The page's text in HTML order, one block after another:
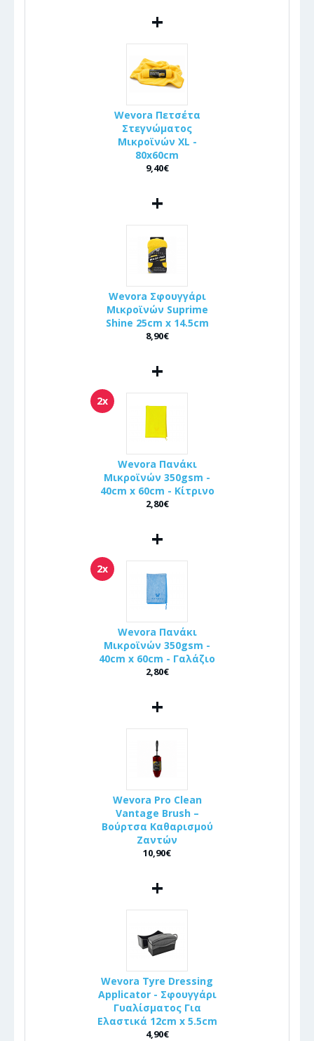
+
Wevora Πετσέτα
Στεγνώματος
Μικροϊνών XL -
80x60cm
9,40€
+
Wevora Σφουγγάρι
Μικροϊνών Suprime
Shine 25cm x 14.5cm
8,90€
+
2x
Wevora Πανάκι
Μικροϊνών 350gsm -
40cm x 60cm - Κίτρινο
2,80€
+
2x
Wevora Πανάκι
Μικροϊνών 350gsm -
40cm x 60cm - Γαλάζιο
2,80€
+
Wevora Pro Clean
Vantage Brush –
Βούρτσα Καθαρισμού
Ζαντών
10,90€
+
Wevora Tyre Dressing
Applicator - Σφουγγάρι
Γυαλίσματος Για
Ελαστικά 12cm x 5.5cm
4,90€